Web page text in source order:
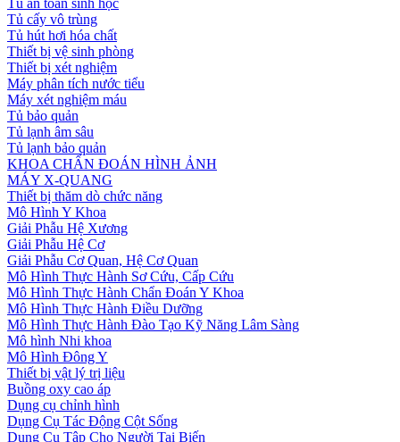
Tủ an toàn sinh học
Tủ cấy vô trùng
Tủ hút hơi hóa chất
Thiết bị vệ sinh phòng
Thiết bị xét nghiệm
Máy phân tích nước tiểu
Máy xét nghiệm máu
Tủ bảo quản
Tủ lạnh âm sâu
Tủ lạnh bảo quản
KHOA CHẨN ĐOÁN HÌNH ẢNH
MÁY X-QUANG
Thiết bị thăm dò chức năng
Mô Hình Y Khoa
Giải Phẫu Hệ Xương
Giải Phẫu Hệ Cơ
Giải Phẫu Cơ Quan, Hệ Cơ Quan
Mô Hình Thực Hành Sơ Cứu, Cấp Cứu
Mô Hình Thực Hành Chẩn Đoán Y Khoa
Mô Hình Thực Hành Điều Dưỡng
Mô Hình Thực Hành Đào Tạo Kỹ Năng Lâm Sàng
Mô hình Nhi khoa
Mô Hình Đông Y
Thiết bị vật lý trị liệu
Buồng oxy cao áp
Dụng cụ chỉnh hình
Dụng Cụ Tác Động Cột Sống
Dụng Cụ Tập Cho Người Tai Biến